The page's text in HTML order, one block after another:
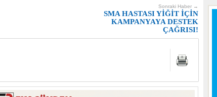
Sonraki Haber →
SMA HASTASI YİĞİT İÇİN
KAMPANYAYA DESTEK
ÇAĞRISI!